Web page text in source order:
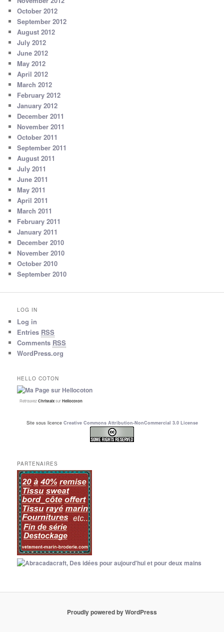
October 2012
September 2012
August 2012
July 2012
June 2012
May 2012
April 2012
March 2012
February 2012
January 2012
December 2011
November 2011
October 2011
September 2011
August 2011
July 2011
June 2011
May 2011
April 2011
March 2011
February 2011
January 2011
December 2010
November 2010
October 2010
September 2010
LOG IN
Log in
Entries RSS
Comments RSS
WordPress.org
HELLO COTON
RetrouvezChristalxsurHellocoton
Site sous licence Creative Commons Attribution-NonCommercial 3.0 License
PARTENAIRES
Proudly powered by WordPress